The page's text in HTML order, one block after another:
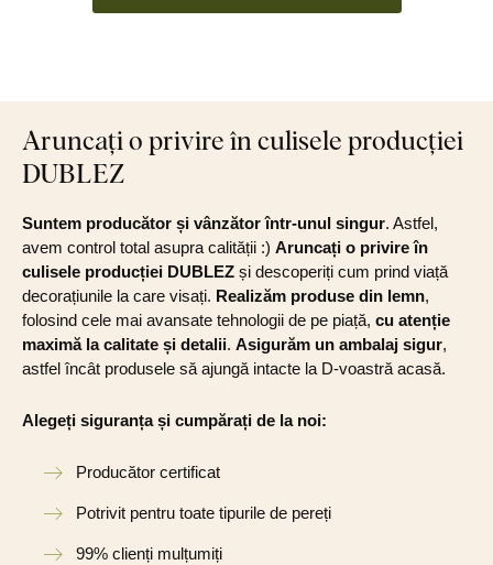
Aruncați o privire în culisele producției
DUBLEZ
Suntem producător și vânzător într-unul singur. Astfel,
avem control total asupra calității :) Aruncați o privire în
culisele producției DUBLEZ și descoperiți cum prind viață
decorațiunile la care visați. Realizăm produse din lemn,
folosind cele mai avansate tehnologii de pe piață, cu atenție
maximă la calitate și detalii. Asigurăm un ambalaj sigur,
astfel încât produsele să ajungă intacte la D-voastră acasă.
Alegeți siguranța și cumpărați de la noi:
Producător certificat
Potrivit pentru toate tipurile de pereți
99% clienți mulțumiți